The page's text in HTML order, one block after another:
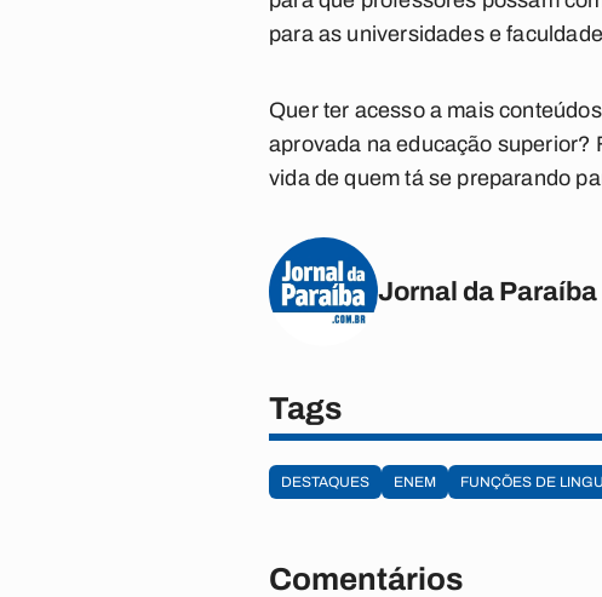
para as universidades e
Quer ter acesso a mais
aprovada na educação superior?
vida de quem tá se preparando
Jornal da Paraíba
Tags
DESTAQUES ENEM FUNÇÕES DE
Comentários